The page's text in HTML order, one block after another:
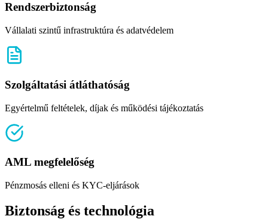
Rendszerbiztonság
Vállalati szintű infrastruktúra és adatvédelem
Szolgáltatási átláthatóság
Egyértelmű feltételek, díjak és működési tájékoztatás
AML megfelelőség
Pénzmosás elleni és KYC-eljárások
Biztonság és technológia